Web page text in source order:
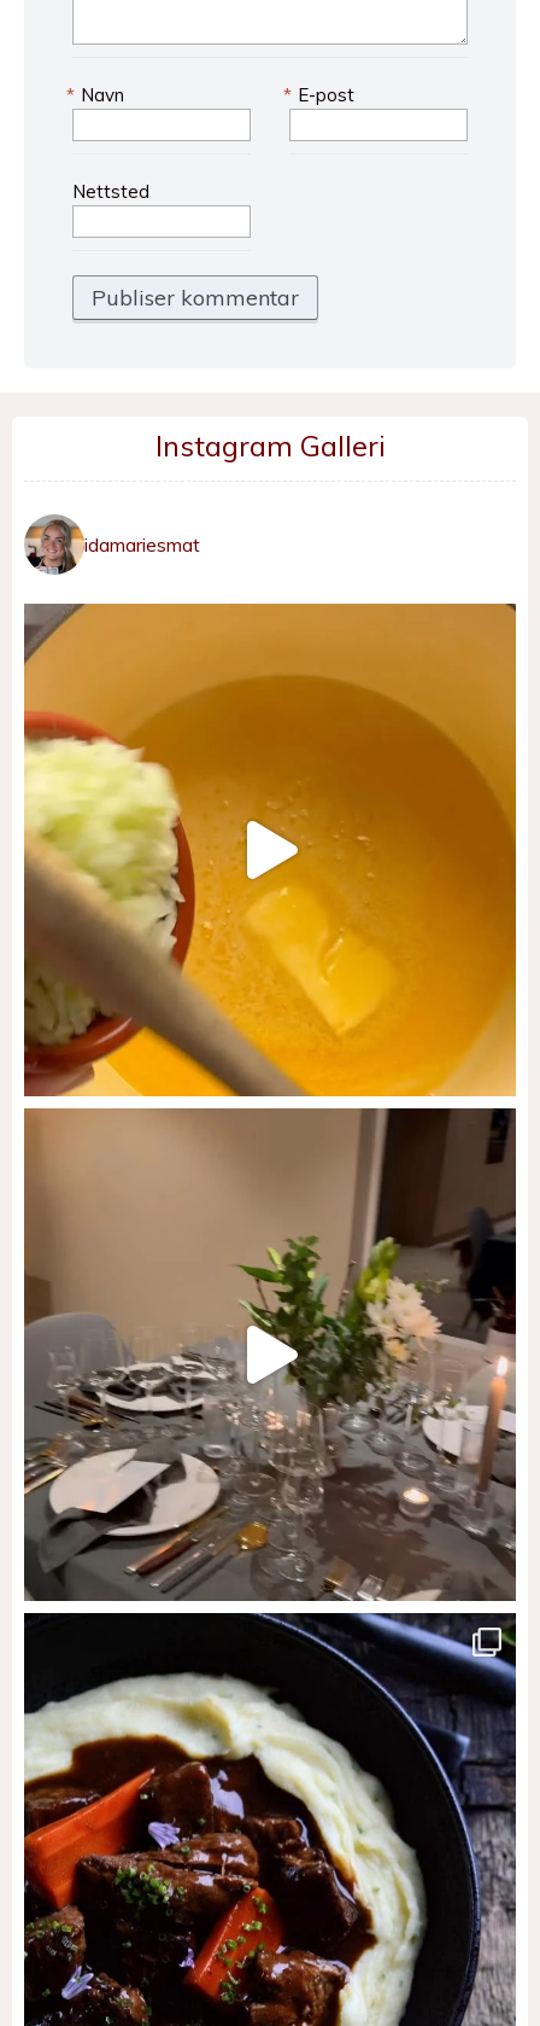
Navn
* E-post
*
Nettsted
Instagram Galleri
idamariesmat